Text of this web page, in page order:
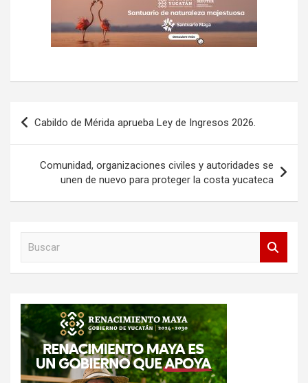
Navegación
de
entradas
Cabildo de Mérida aprueba Ley de Ingresos 2026.
Comunidad, organizaciones civiles y autoridades se
unen de nuevo para proteger la costa yucateca
r